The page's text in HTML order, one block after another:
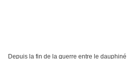
Depuis la fin de la guerre entre le